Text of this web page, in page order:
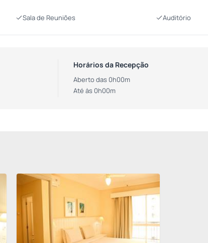
Sala de Reuniões Auditório
Horários da Recepção
Aberto das 0h00m
Até às 0h00m